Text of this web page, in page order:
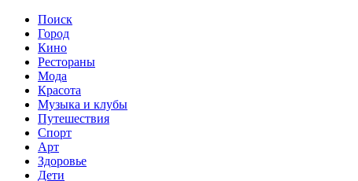
Поиск
Город
Кино
Рестораны
Мода
Красота
Музыка и клубы
Путешествия
Спорт
Арт
Здоровье
Дети